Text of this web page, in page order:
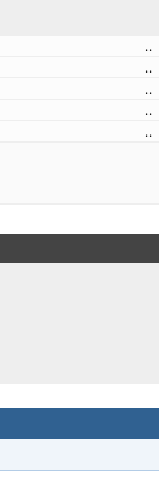
..
..
..
..
..